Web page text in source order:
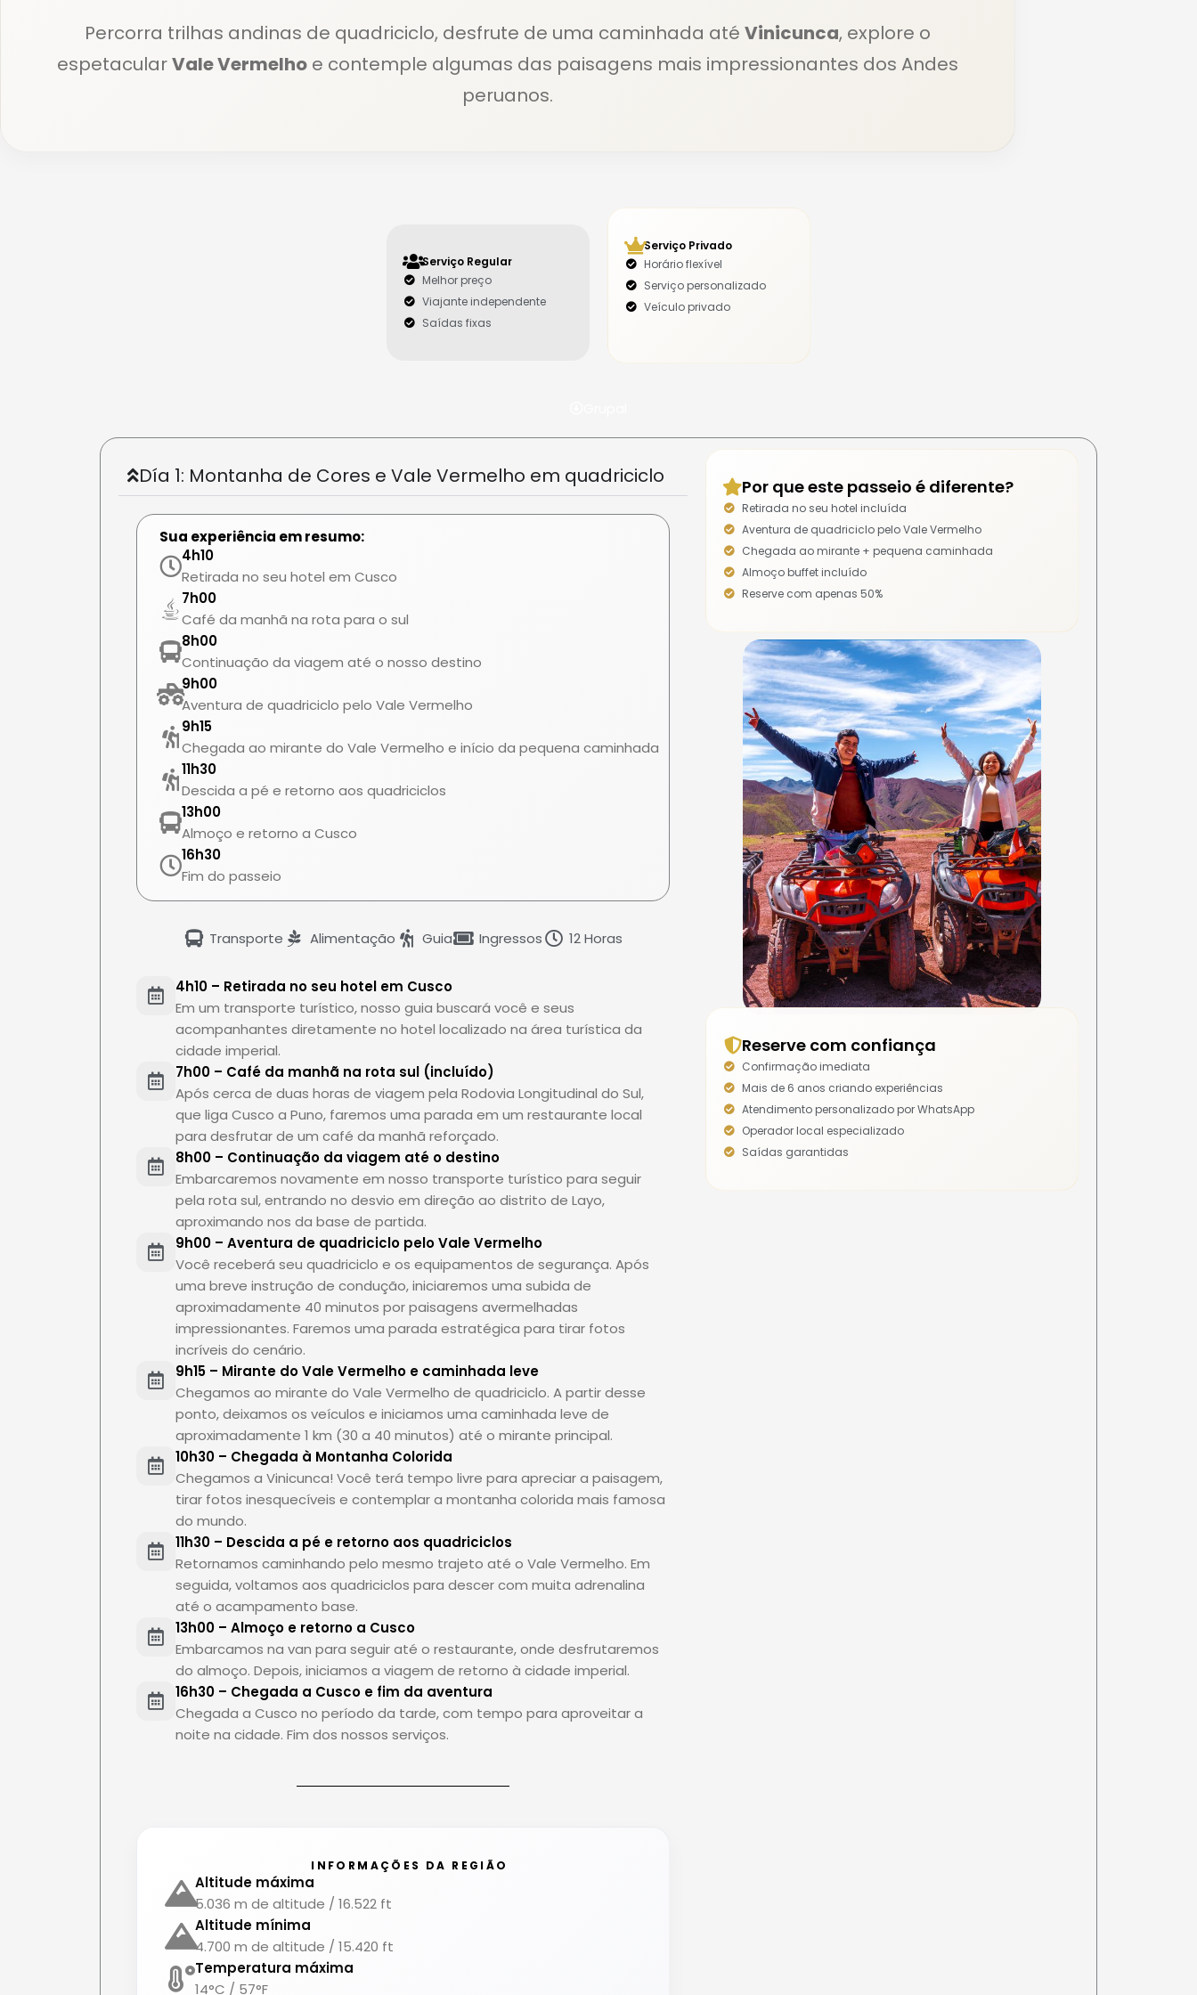
Percorra trilhas andinas de quadriciclo, desfrute de uma caminhada até Vinicunca, explore o
espetacularVale Vermelho e contemple algumas das paisagens mais impressionantes dos Andes
peruanos.
Serviço Regular
Melhor preço
Viajante independente
Saídas fixas
Serviço Privado
Horário flexível
Serviço personalizado
Veículo privado
Día 1: Montanha de Cores e Vale Vermelho em quadriciclo
Sua experiência em resumo:
4h10
Retirada no seu hotel em Cusco
7h00
Café da manhã na rota para o sul
8h00
Continuação da viagem até o nosso destino
9h00
Aventura de quadriciclo pelo Vale Vermelho
9h15
Chegada ao mirante do Vale Vermelho e início da pequena caminhada
11h30
Descida a pé e retorno aos quadriciclos
13h00
Almoço e retorno a Cusco
16h30
Fim do passeio
Transporte Alimentação Guia Ingressos 12 Horas
4h10 – Retirada no seu hotel em Cusco
Em um transporte turístico, nosso guia buscará você e seus
acompanhantes diretamente no hotel localizado na área turística da
cidade imperial.
7h00 – Café da manhã na rota sul (incluído)
Após cerca de duas horas de viagem pela Rodovia Longitudinal do Sul,
que liga Cusco a Puno, faremos uma parada em um restaurante local
para desfrutar de um café da manhã reforçado.
8h00 – Continuação da viagem até o destino
Embarcaremos novamente em nosso transporte turístico para seguir
pela rota sul, entrando no desvio em direção ao distrito de Layo,
aproximando nos da base de partida.
9h00 – Aventura de quadriciclo pelo Vale Vermelho
Você receberá seu quadriciclo e os equipamentos de segurança. Após
uma breve instrução de condução, iniciaremos uma subida de
aproximadamente 40 minutos por paisagens avermelhadas
impressionantes. Faremos uma parada estratégica para tirar fotos
incríveis do cenário.
9h15 – Mirante do Vale Vermelho e caminhada leve
Chegamos ao mirante do Vale Vermelho de quadriciclo. A partir desse
ponto, deixamos os veículos e iniciamos uma caminhada leve de
aproximadamente 1 km (30 a 40 minutos) até o mirante principal.
10h30 – Chegada à Montanha Colorida
Chegamos a Vinicunca! Você terá tempo livre para apreciar a paisagem,
tirar fotos inesquecíveis e contemplar a montanha colorida mais famosa
do mundo.
11h30 – Descida a pé e retorno aos quadriciclos
Retornamos caminhando pelo mesmo trajeto até o Vale Vermelho. Em
seguida, voltamos aos quadriciclos para descer com muita adrenalina
até o acampamento base.
13h00 – Almoço e retorno a Cusco
Embarcamos na van para seguir até o restaurante, onde desfrutaremos
do almoço. Depois, iniciamos a viagem de retorno à cidade imperial.
16h30 – Chegada a Cusco e fim da aventura
Chegada a Cusco no período da tarde, com tempo para aproveitar a
noite na cidade. Fim dos nossos serviços.
INFORMAÇÕES DA REGIÃO
Altitude máxima
5.036 m de altitude / 16.522 ft
Altitude mínima
4.700 m de altitude / 15.420 ft
Temperatura máxima
14°C / 57°F
Por que este passeio é diferente?
Retirada no seu hotel incluída
Aventura de quadriciclo pelo Vale Vermelho
Chegada ao mirante + pequena caminhada
Almoço buffet incluído
Reserve com apenas 50%
Reserve com confiança
Confirmação imediata
Mais de 6 anos criando experiências
Atendimento personalizado por WhatsApp
Operador local especializado
Saídas garantidas